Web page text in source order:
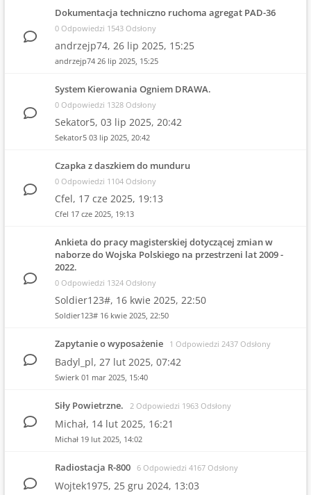
Dokumentacja techniczno ruchoma agregat PAD-36
0 Odpowiedzi 1543 Odsłony
andrzejp74, 26 lip 2025, 15:25
andrzejp74 26 lip 2025, 15:25
System Kierowania Ogniem DRAWA.
0 Odpowiedzi 1328 Odsłony
Sekator5, 03 lip 2025, 20:42
Sekator5 03 lip 2025, 20:42
Czapka z daszkiem do munduru
0 Odpowiedzi 1104 Odsłony
Cfel, 17 cze 2025, 19:13
Cfel 17 cze 2025, 19:13
Ankieta do pracy magisterskiej dotyczącej zmian w
naborze do Wojska Polskiego na przestrzeni lat 2009 -
2022.
0 Odpowiedzi 1324 Odsłony
Soldier123#, 16 kwie 2025, 22:50
Soldier123# 16 kwie 2025, 22:50
Zapytanie o wyposażenie 1 Odpowiedzi 2437 Odsłony
Badyl_pl, 27 lut 2025, 07:42
Swierk 01 mar 2025, 15:40
Siły Powietrzne. 2 Odpowiedzi 1963 Odsłony
Michał, 14 lut 2025, 16:21
Michał 19 lut 2025, 14:02
Radiostacja R-800 6 Odpowiedzi 4167 Odsłony
Wojtek1975, 25 gru 2024, 13:03